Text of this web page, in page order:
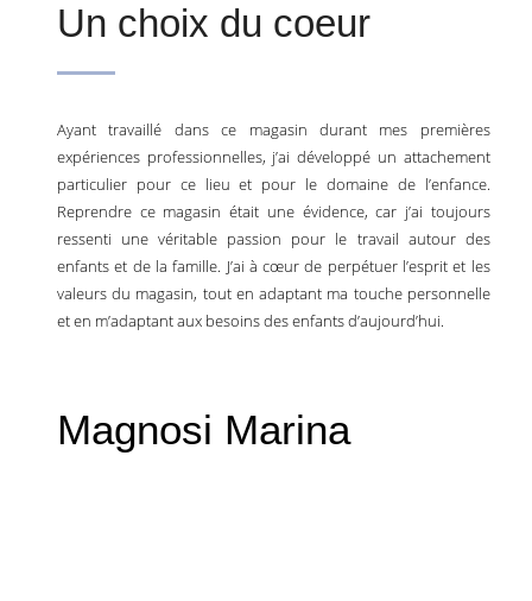
Un choix du coeur
Ayant travaillé dans ce magasin durant mes premières
expériences professionnelles, j’ai développé un attachement
particulier pour ce lieu et pour le domaine de l’enfance.
Reprendre ce magasin était une évidence, car j’ai toujours
ressenti une véritable passion pour le travail autour des
enfants et de la famille. J’ai à cœur de perpétuer l’esprit et les
valeurs du magasin, tout en adaptant ma touche personnelle
et en m’adaptant aux besoins des enfants d’aujourd’hui.
Magnosi Marina